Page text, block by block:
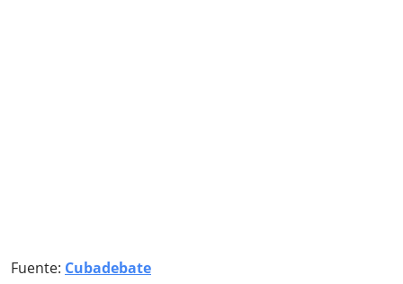
Fuente: Cubadebate